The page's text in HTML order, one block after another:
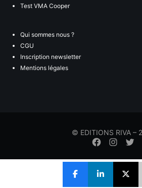
Test VMA Cooper
Qui sommes nous ?
CGU
Inscription newsletter
Mentions légales
© EDITIONS RIVA –
Élément
menude
de